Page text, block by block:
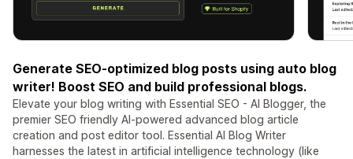
Generate SEO-optimized blog posts using auto blog
writer! Boost SEO and build professional blogs.
Elevate your blog writing with Essential SEO - AI Blogger, the
premier SEO friendly AI-powered advanced blog article
creation and post editor tool. Essential AI Blog Writer
harnesses the latest in artificial intelligence technology (like